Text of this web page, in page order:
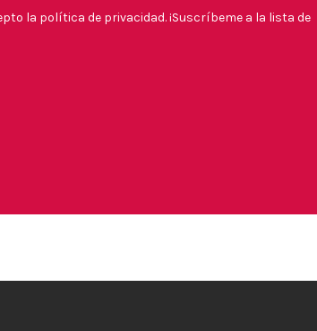
la política de privacidad. ¡Suscríbeme a la lista de